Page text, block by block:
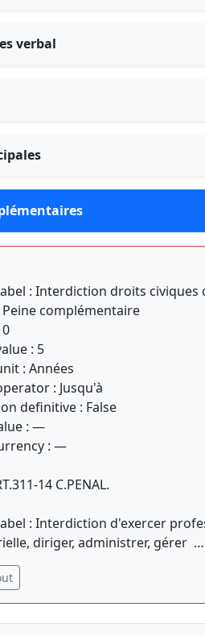
verbal
: Interdiction droits civiques
complémentaire
: 5
: Années
: Jusqu'à
definitive : False
: —
: —
14 C.PENAL.
: Interdiction d'exercer
diriger, administrer, gérer …